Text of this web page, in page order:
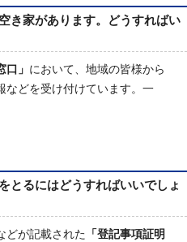
家があります。どうすればい
口」 において、地域の皆様から
などを受け付けています。一
るにはどうすればいいでしょ
どが記載された 「登記事項証明